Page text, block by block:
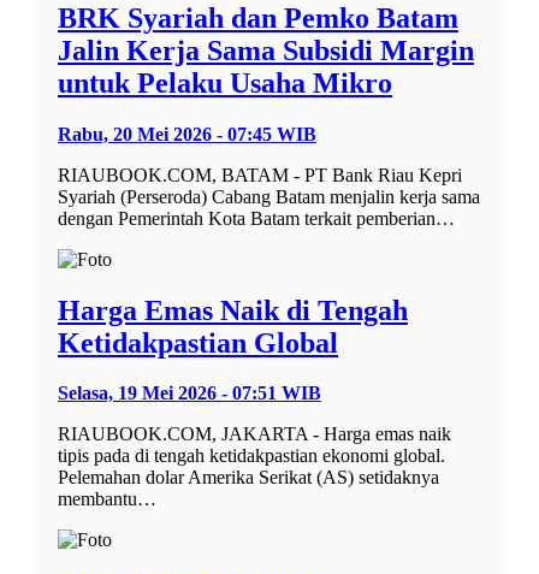
BRK Syariah dan Pemko Batam
Jalin Kerja Sama Subsidi Margin
untuk Pelaku Usaha Mikro
Rabu, 20 Mei 2026 - 07:45 WIB
RIAUBOOK.COM, BATAM - PT Bank Riau Kepri
Syariah (Perseroda) Cabang Batam menjalin kerja sama
dengan Pemerintah Kota Batam terkait pemberian…
Harga Emas Naik di Tengah
Ketidakpastian Global
Selasa, 19 Mei 2026 - 07:51 WIB
RIAUBOOK.COM, JAKARTA - Harga emas naik
tipis pada di tengah ketidakpastian ekonomi global.
Pelemahan dolar Amerika Serikat (AS) setidaknya
membantu…